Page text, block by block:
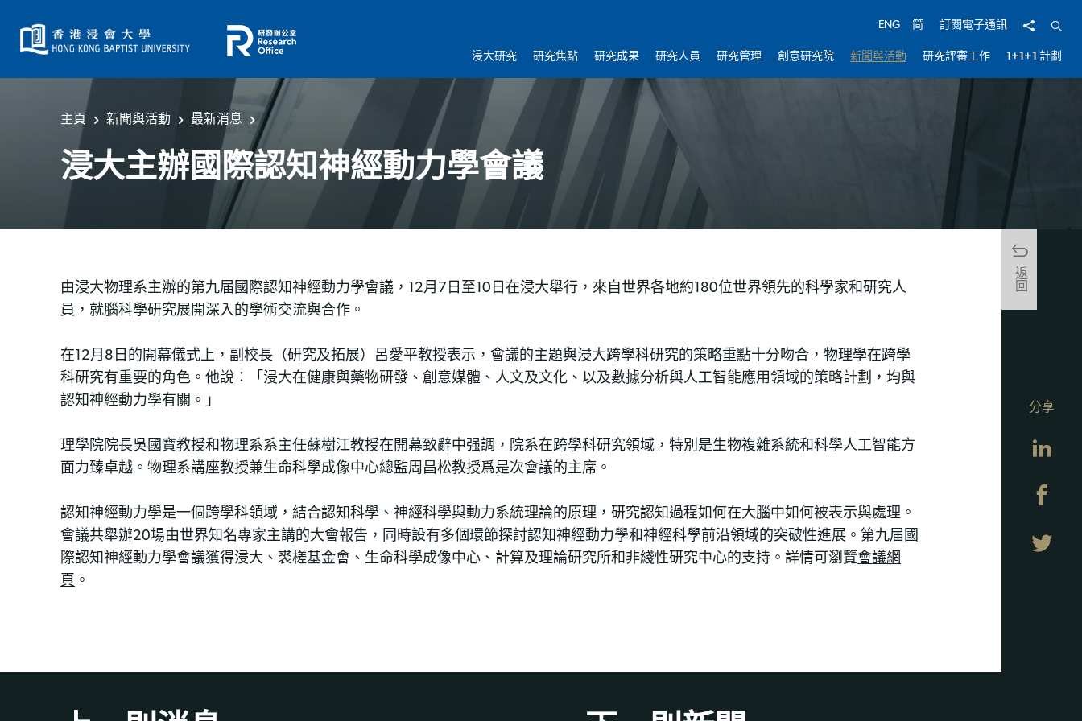
ENG 简 訂閱電子通訊 分享 開啟
浸大研究 研究焦點 研究成果 研究人員 研究管理 創意研究院 新聞與活動 研究評審工作 1+1+1 計劃
主頁 新聞與活動 最新消息
浸大主辦國際認知神經動力學會議
返回
由浸大物理系主辦的第九届國際認知神經動力學會議，12月7日至10日在浸大舉行，來自世界各地約180位世界領先的科學家和研究人
員，就腦科學研究展開深入的學術交流與合作。
在12月8日的開幕儀式上，副校長（研究及拓展）呂愛平教授表示，會議的主題與浸大跨學科研究的策略重點十分吻合，物理學在跨學
科研究有重要的角色。他說：「浸大在健康與藥物研發、創意媒體、人文及文化、以及數據分析與人工智能應用領域的策略計劃，均與
認知神經動力學有關。」
理學院院長吳國寶教授和物理系系主任蘇樹江教授在開幕致辭中强調，院系在跨學科研究領域，特別是生物複雜系統和科學人工智能方
面力臻卓越。物理系講座教授兼生命科學成像中心總監周昌松教授爲是次會議的主席。
認知神經動力學是一個跨學科領域，結合認知科學、神經科學與動力系統理論的原理，研究認知過程如何在大腦中如何被表示與處理。
會議共舉辦20場由世界知名專家主講的大會報告，同時設有多個環節探討認知神經動力學和神經科學前沿領域的突破性進展。第九届國
際認知神經動力學會議獲得浸大、裘槎基金會、生命科學成像中心、計算及理論研究所和非綫性研究中心的支持。詳情可瀏覽會議網
頁 。
分享